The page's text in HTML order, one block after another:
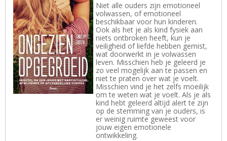
Niet alle ouders zijn emotioneel
volwassen, of emotioneel
beschikbaar voor hun kinderen.
Ook als het je als kind fysiek aan
niets ontbroken heeft, kun je
veiligheid of liefde hebben gemist,
wat doorwerkt in je volwassen
leven. Misschien heb je geleerd je
zo veel mogelijk aan te passen en
niet te praten over wat je voelt.
Misschien vind je het zelfs moeilijk
om te weten wat je voelt. Als je als
kind hebt geleerd altijd alert te zijn
op de stemming van je ouders, is
er weinig ruimte geweest voor
jouw eigen emotionele
ontwikkeling.